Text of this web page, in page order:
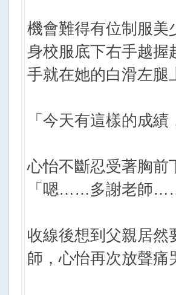
機會難得有位制服美
身校服底下右手越握
手就在她的白滑左腿
「今天有這樣的成
心怡不斷忍受著胸前
「嗯……多謝老師
收線後想到父親居然
師，心怡再次放聲痛